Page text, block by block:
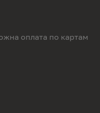
оплата по картам